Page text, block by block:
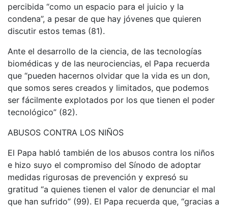
percibida “como un espacio para el juicio y la
condena”, a pesar de que hay jóvenes que quieren
discutir estos temas (81).
Ante el desarrollo de la ciencia, de las tecnologías
biomédicas y de las neurociencias, el Papa recuerda
que “pueden hacernos olvidar que la vida es un don,
que somos seres creados y limitados, que podemos
ser fácilmente explotados por los que tienen el poder
tecnológico” (82).
ABUSOS CONTRA LOS NIÑOS
El Papa habló también de los abusos contra los niños
e hizo suyo el compromiso del Sínodo de adoptar
medidas rigurosas de prevención y expresó su
gratitud “a quienes tienen el valor de denunciar el mal
que han sufrido” (99). El Papa recuerda que, “gracias a